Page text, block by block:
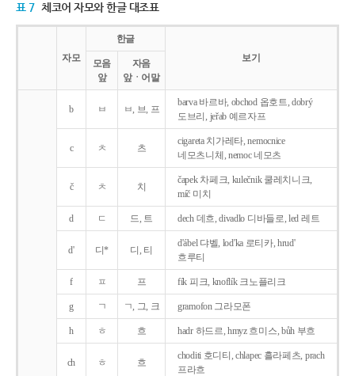
표 7 체코어 자모와 한글 대조표
자모
한글
보기
모음
앞
자음
앞ㆍ어말
b ㅂ ㅂ, 브, 프
barva 바르바, obchod 옵호트, dobrý
도브리, jeřab 예르자프
c ㅊ 츠
cigareta 치가레타, nemocnice
네모츠니체, nemoc 네모츠
č ㅊ 치
čapek 차페크, kulečnik 쿨레치니크,
míč 미치
d ㄷ 드, 트 dech 데흐, divadlo 디바들로, led 레트
d' 디* 디, 티
d'ábel 댜벨, lod'ka 로티카, hrud'
흐루티
f ㅍ 프 fík 피크, knoflík 크노플리크
g ㄱ ㄱ, 그, 크 gramofon 그라모폰
h ㅎ 흐 hadr 하드르, hmyz 흐미스, bůh 부흐
ch ㅎ 흐
choditi 호디티, chlapec 흘라페츠, prach
프라흐